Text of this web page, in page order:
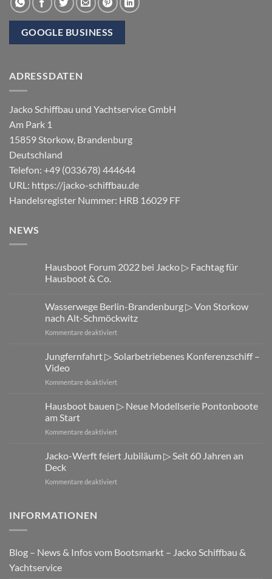
GOOGLE BUSINESS
ADRESSDATEN
Jacko Schiffbau und Yachtservice GmbH
Am Park 1
15859 Storkow Brandenburg
Deutschland
Telefon: +49 (033678) 444644
URL: https://jacko-schiffbau.de
Handelsregister Nummer: HRB 16029 FF
NEWS
Hausboot Forum 2022 bei Jacko ▷ Fachtag für
Hausboot & Co.
Wasserwege Berlin-Brandenburg ▷ Von Storkow
nach Alt-Schmöckwitz
Kommentare deaktiviertfür
Berlin-
Von
nach
Jungfernfahrt ▷ Solarbetriebenes Konferenzschiff –
Video
Kommentare deaktiviertfür
▷
Solarbetriebenes
–
Hausboot bauen ▷ Neue Modellserie Pontonboote
am Start
Kommentare deaktiviertfür
bauen
Modellserie
Jacko-Werft feiert Jubiläum ▷ Seit 60 Jahren an
Deck
Kommentare deaktiviertfür
60
INFORMATIONEN
Blog – News & Infos vom Bootsmarkt – Jacko Schiffbau &
Yachtservice